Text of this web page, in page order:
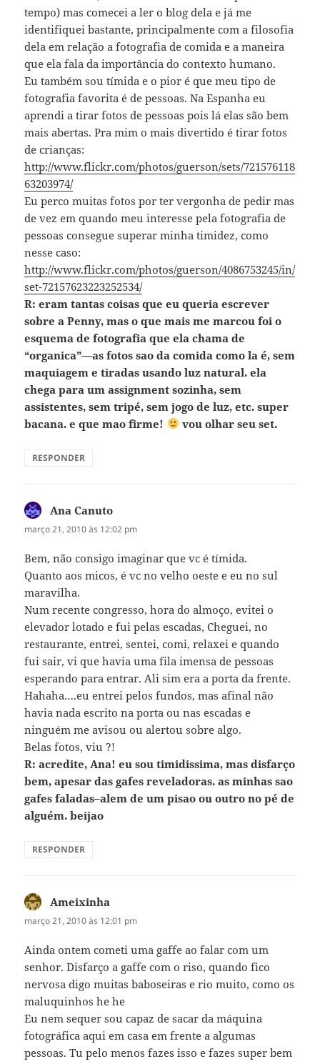
tempo) mas comecei a ler o blog dela e já me
identifiquei bastante, principalmente com a filosofia
dela em relação a fotografia de comida e a maneira
que ela fala da importância do contexto humano.
Eu também sou tímida e o pior é que meu tipo de
fotografia favorita é de pessoas. Na Espanha eu
aprendi a tirar fotos de pessoas pois lá elas são bem
mais abertas. Pra mim o mais divertido é tirar fotos
de crianças:
http://www.flickr.com/photos/guerson/sets/721576118
63203974/
Eu perco muitas fotos por ter vergonha de pedir mas
de vez em quando meu interesse pela fotografia de
pessoas consegue superar minha timidez, como
nesse caso:
http://www.flickr.com/photos/guerson/4086753245/in/
set-72157623223252534/
R: eram tantas coisas que eu queria escrever
sobre a Penny, mas o que mais me marcou foi o
esquema de fotografia que ela chama de
“organica”—as fotos sao da comida como la é, sem
maquiagem e tiradas usando luz natural. ela
chega para um assignment sozinha, sem
assistentes, sem tripé, sem jogo de luz, etc. super
bacana. e que mao firme!
vou olhar seu set.
RESPONDER
Ana Canuto
março 21, 2010 às 12:02 pm
Bem, não consigo imaginar que vc é tímida.
Quanto aos micos, é vc no velho oeste e eu no sul
maravilha.
Num recente congresso, hora do almoço, evitei o
elevador lotado e fui pelas escadas, Cheguei, no
restaurante, entrei, sentei, comi, relaxei e quando
fui sair, vi que havia uma fila imensa de pessoas
esperando para entrar. Ali sim era a porta da frente.
Hahaha….eu entrei pelos fundos, mas afinal não
havia nada escrito na porta ou nas escadas e
ninguém me avisou ou alertou sobre algo.
Belas fotos, viu ?!
R: acredite, Ana! eu sou timidissima, mas disfarço
bem, apesar das gafes reveladoras. as minhas sao
gafes faladas–alem de um pisao ou outro no pé de
alguém. beijao
RESPONDER
Ameixinha
março 21, 2010 às 12:01 pm
Ainda ontem cometi uma gaffe ao falar com um
senhor. Disfarço a gaffe com o riso, quando fico
nervosa digo muitas baboseiras e rio muito, como os
maluquinhos he he
Eu nem sequer sou capaz de sacar da máquina
fotográfica aqui em casa em frente a algumas
pessoas. Tu pelo menos fazes isso e fazes super bem